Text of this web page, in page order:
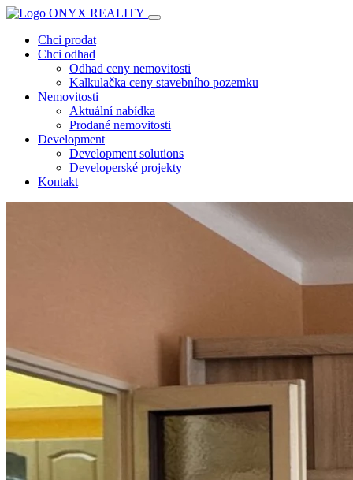
Chci prodat
Chci odhad
Odhad ceny nemovitosti
Kalkulačka ceny stavebního pozemku
Nemovitosti
Aktuální nabídka
Prodané nemovitosti
Development
Development solutions
Developerské projekty
Kontakt